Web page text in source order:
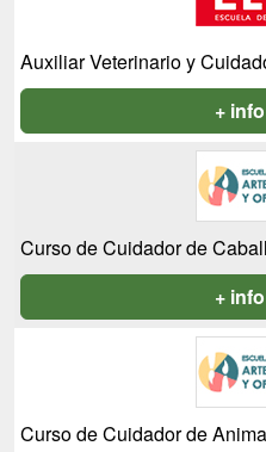
Auxiliar Veterinario y
+
Curso de Cuidador de
+
Curso de Cuidador de